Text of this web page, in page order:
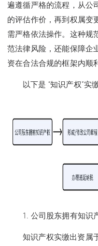
遍遵循严格的流程，从公
的评估作价，再到权属变
需严格依法操作。这种规
范法律风险，还能保障企
资在合法合规的框架内顺
以下是 “知识产权”实
1. 公司股东拥有知识
知识产权实缴出资属